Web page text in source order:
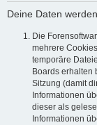
Deine Daten
Die
mehrere
temporäre
Boards erhalten
Sitzung (damit
Informationen
dieser als
Informationen